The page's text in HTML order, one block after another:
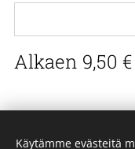
Alkaen 9,50 €
Käytämme evästeitä